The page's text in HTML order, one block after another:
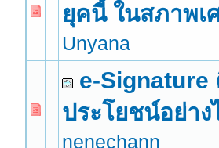
ยุคนี้ ในสภาพเ
Unyana
0 Vote(s) - 0 out of 5 in Average
12345
e-Signature
ประโยชน์อย่าง
nenechann
0 Vote(s) - 0 out of 5 in Average
1234 5